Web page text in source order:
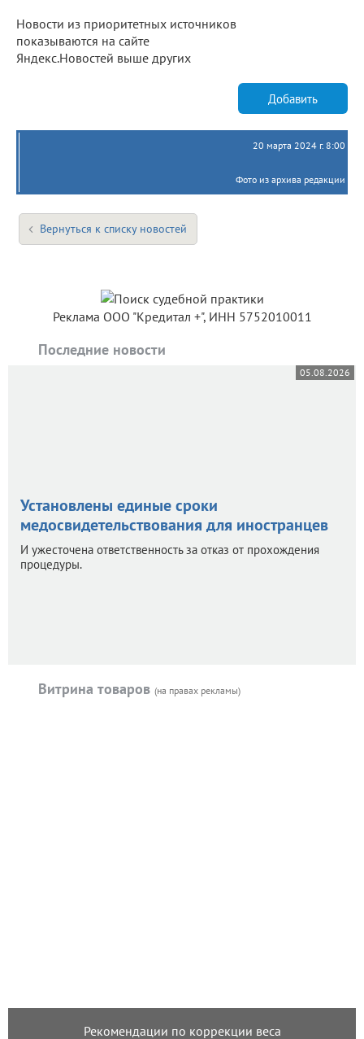
Новости из приоритетных источников
показываются на сайте
Яндекс.Новостей выше других
Добавить
20 марта 2024 г. 8:00
Фото из архива редакции
Вернуться к списку новостей
Реклама ООО "Кредитал +", ИНН 5752010011
Последние новости
05.08.2026
Установлены единые сроки
медосвидетельствования для иностранцев
И ужесточена ответственность за отказ от прохождения
процедуры.
Витрина товаров (на правах рекламы)
Рекомендации по коррекции веса